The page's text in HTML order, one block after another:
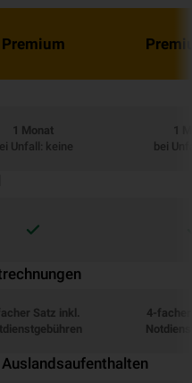
Premium
1 Monat
Unfall: keine
1
bei
Satz inkl.
4-